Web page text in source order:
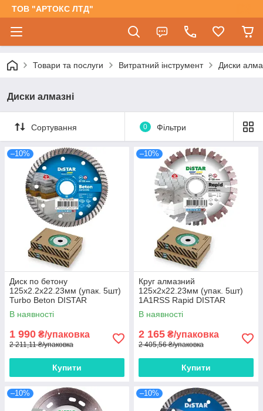
ТОВ "АРТОКС ЛТД"
Товари та послуги Витратний інструмент Диски
Диски алмазні
Сортування 0 Фільтри
–10%
Диск по бетону
125x2.2х22.23мм (упак. 5шт)
Turbo Beton DISTAR
В наявності
1 990 ₴/упаковка
2 211,11 ₴/упаковка
Купити
–10%
Круг алмазний
125x2x22.23мм (упак. 5шт)
1A1RSS Rapid DISTAR
В наявності
2 165 ₴/упаковка
2 405,56 ₴/упаковка
Купити
–10% –10%